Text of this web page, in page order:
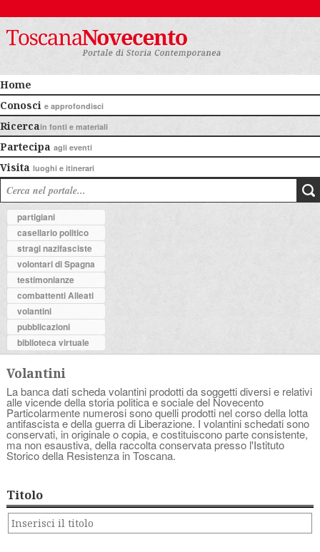
Home
Conosci e approfondisci
Ricercain fonti e materiali
Partecipa agli eventi
Visita luoghi e itinerari
partigiani
casellario politico
stragi nazifasciste
volontari di Spagna
testimonianze
combattenti Alleati
volantini
pubblicazioni
biblioteca virtuale
Volantini
La banca dati scheda volantini prodotti da soggetti diversi e relativi
alle vicende della storia politica e sociale del Novecento
Particolarmente numerosi sono quelli prodotti nel corso della lotta
antifascista e della guerra di Liberazione. I volantini schedati sono
conservati, in originale o copia, e costituiscono parte consistente,
ma non esaustiva, della raccolta conservata presso l'Istituto
Storico della Resistenza in Toscana.
Titolo